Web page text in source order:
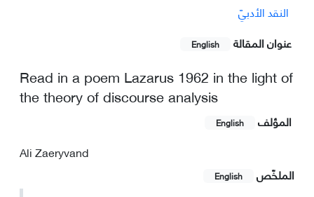
النقد الأدبيّ
عنوان المقالة
English
Read in a poem Lazarus 1962 in the light of
the theory of discourse analysis
المؤلف English
Ali Zaeryvand
الملخّص
English